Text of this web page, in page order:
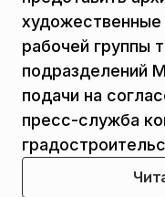
рабочей группы
подразделений
подачи на
пресс-служба